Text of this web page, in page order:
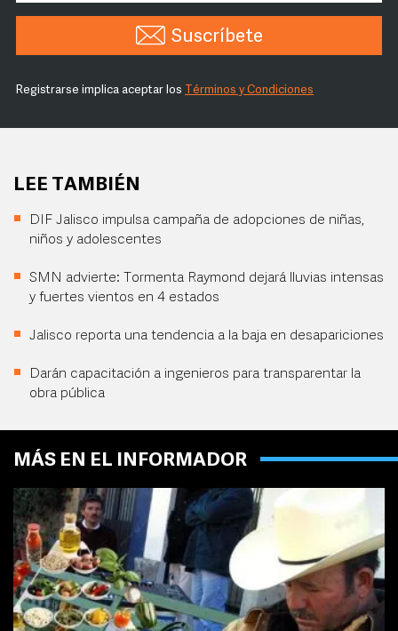
Suscríbete
Registrarse implica aceptar los Términos y Condiciones
LEE TAMBIÉN
DIF Jalisco impulsa campaña de adopciones de niñas,
niños y adolescentes
SMN advierte: Tormenta Raymond dejará lluvias intensas
y fuertes vientos en 4 estados
Jalisco reporta una tendencia a la baja en desapariciones
Darán capacitación a ingenieros para transparentar la
obra pública
MÁS EN EL INFORMADOR